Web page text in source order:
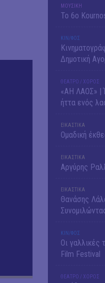
ΜΟΥΣΙΚΗ
Το 6ο
ΚΙΝ/ΦΟΣ
Δημοτική
ΘΕΑΤΡΟ / ΧΟΡΟΣ
«ΑΗ ΛΑΟΣ» |
ήττα ενός
ΕΙΚΑΣΤΙΚΑ
Ομαδική
ΕΙΚΑΣΤΙΚΑ
Αργύρης
ΕΙΚΑΣΤΙΚΑ
Θανάσης
ΚΙΝ/ΦΟΣ
Οι γαλλικές
Film Festival
ΘΕΑΤΡΟ / ΧΟΡΟΣ